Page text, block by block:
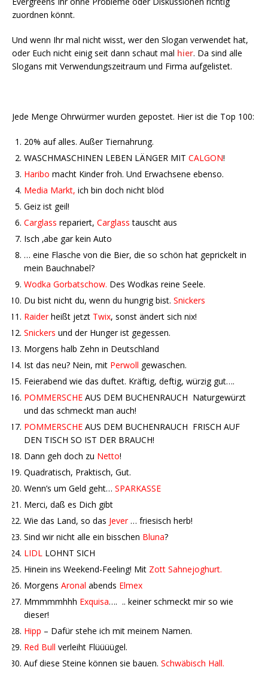
zuordnen könnt.
Und wenn Ihr mal nicht wisst, wer den Slogan verwendet hat,
oder Euch nicht einig seit dann schaut mal hier. Da sind alle
Slogans mit Verwendungszeitraum und Firma aufgelistet.
Jede Menge Ohrwürmer wurden gepostet. Hier ist die Top 100:
20% auf alles. Außer Tiernahrung.
WASCHMASCHINEN LEBEN LÄNGER MIT CALGON!
Haribo macht Kinder froh. Und Erwachsene ebenso.
Media Markt, ich bin doch nicht blöd
Geiz ist geil!
Carglass repariert, Carglass tauscht aus
Isch ‚abe gar kein Auto
… eine Flasche von die Bier, die so schön hat geprickelt in
mein Bauchnabel?
Wodka Gorbatschow. Des Wodkas reine Seele.
Du bist nicht du, wenn du hungrig bist. Snickers
Raiderheißt jetzt Twix, sonst ändert sich nix!
Snickers und der Hunger ist gegessen.
Morgens halb Zehn in Deutschland
Ist das neu? Nein, mit Perwoll gewaschen.
Feierabend wie das duftet. Kräftig, deftig, würzig gut….
POMMERSCHE AUS DEM BUCHENRAUCH Naturgewürzt
und das schmeckt man auch!
POMMERSCHE AUS DEM BUCHENRAUCH FRISCH AUF
DEN TISCH SO IST DER BRAUCH!
Dann geh doch zu Netto!
Quadratisch, Praktisch, Gut.
Wenn’s um Geld geht… SPARKASSE
Merci, daß es Dich gibt
Wie das Land, so das Jever… friesisch herb!
Sind wir nicht alle ein bisschen Bluna?
LIDL LOHNT SICH
Hinein ins Weekend-Feeling! Mit Zott Sahnejoghurt.
Morgens Aronal abends Elmex
Mmmmmhhh Exquisa…. .. keiner schmeckt mir so wie
dieser!
Hipp – Dafür stehe ich mit meinem Namen.
Red Bull verleiht Flüüüügel.
Auf diese Steine können sie bauen. Schwäbisch Hall.